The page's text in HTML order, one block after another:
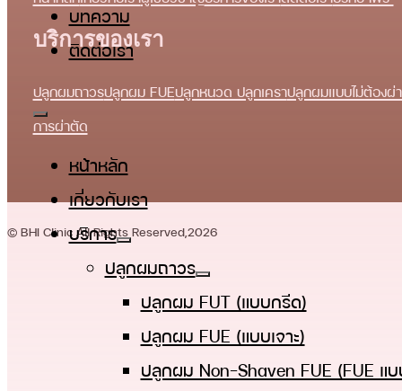
บทความ
ติดต่อเรา
หน้าหลัก
เกี่ยวกับเรา
บริการ
ปลูกผมถาวร
ปลูกผม FUT (แบบกรีด)
ปลูกผม FUE (แบบเจาะ)
ปลูกผม Non-Shaven FUE (FUE แบ
บริการของเรา
ปลูกผมถาวรปลูกผม FUEปลูกหนวด ปลูกเคราปลูกผมแบบไม่ต้องผ่
การผ่าตัด
© BHI Clinic All Rights Reserved,2026